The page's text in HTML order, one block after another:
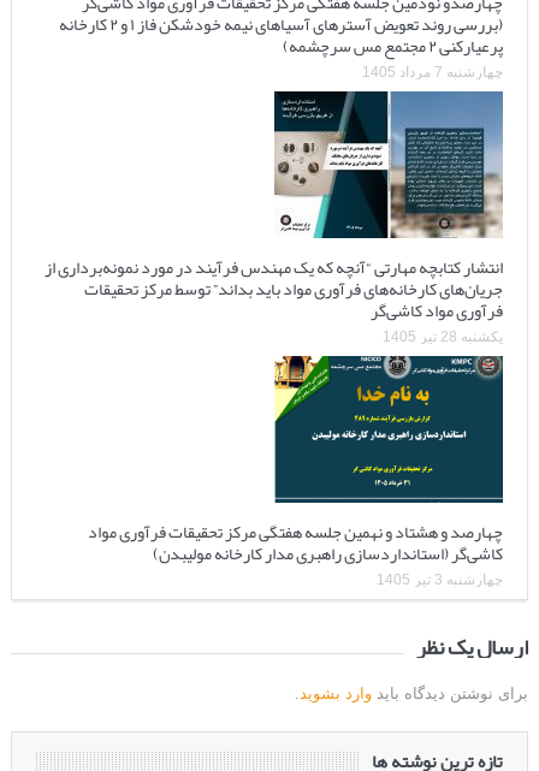
(بررسی روند تعویض آسترهای آسیاهای نیمه خودشکن فاز ۱ و ۲ کارخانه
پرعیارکنی ۲ مجتمع مس سرچشمه)
چهارشنبه 7 مرداد 1405
انتشار کتابچه مهارتی “آنچه که یک مهندس فرآیند در مورد نمونه‌برداری از
جریان‌های کارخانه‌های فرآوری مواد باید بداند” توسط مرکز تحقیقات
فرآوری مواد کاشی‌گر
یکشنبه 28 تیر 1405
چهارصد و هشتاد و نهمین جلسه هفتگی مرکز تحقیقات فرآوری مواد
کاشی‌گر (استانداردسازی راهبری مدار کارخانه مولیبدن)
چهارشنبه 3 تیر 1405
ارسال یک نظر
برای نوشتن دیدگاه باید وارد بشوید.
تازه ترین نوشته ها